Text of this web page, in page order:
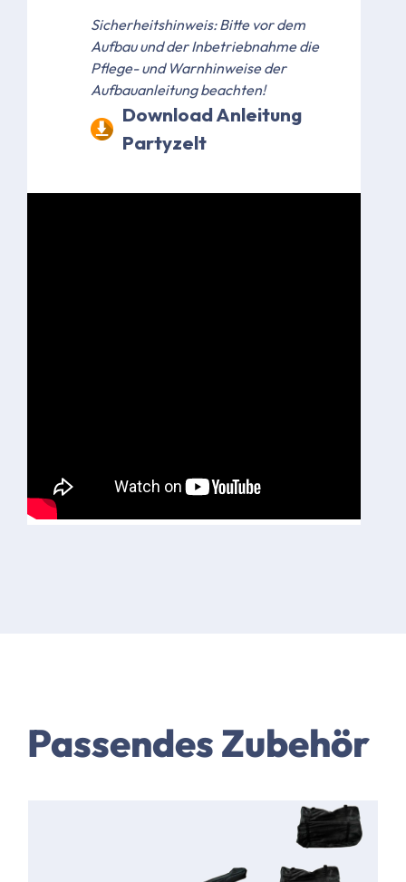
Sicherheitshinweis: Bitte vor dem
Aufbau und der Inbetriebnahme die
Pflege- und Warnhinweise der
Aufbauanleitung beachten!
Download Anleitung
Partyzelt
Passendes Zubehör